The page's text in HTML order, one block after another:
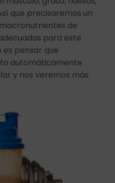
que precisaremos un
de
para este
es pensar que
automáticamente
y nos veremos más